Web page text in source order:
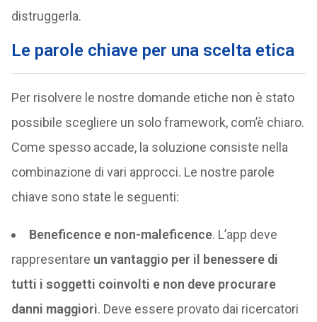
distruggerla.
Le parole chiave per una scelta etica
Per risolvere le nostre domande etiche non è stato
possibile scegliere un solo framework, com’è chiaro.
Come spesso accade, la soluzione consiste nella
combinazione di vari approcci. Le nostre parole
chiave sono state le seguenti:
Beneficence e non-maleficence. L’app deve
rappresentare un vantaggio per il benessere di
tutti i soggetti coinvolti e non deve procurare
danni maggiori. Deve essere provato dai ricercatori